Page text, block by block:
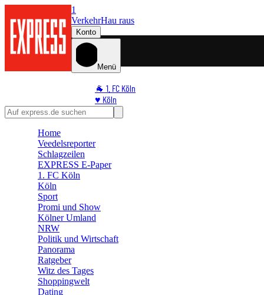
1
VerkehrHau raus
Konto
Menü
🐐 1. FC Köln
♥️ Köln
⭐ Promi
🛒 Shoppingwelt
Home
Veedelsreporter
Schlagzeilen
EXPRESS E-Paper
1. FC Köln
Köln
Sport
Promi und Show
Kölner Umland
NRW
Politik und Wirtschaft
Panorama
Ratgeber
Witz des Tages
Shoppingwelt
Dating